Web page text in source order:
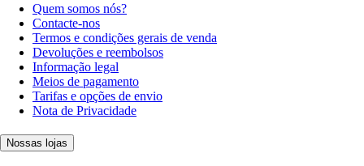
Quem somos nós?
Contacte-nos
Termos e condições gerais de venda
Devoluções e reembolsos
Informação legal
Meios de pagamento
Tarifas e opções de envio
Nota de Privacidade
Nossas lojas